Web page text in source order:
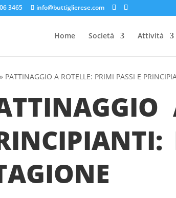
3465 info@buttiglierese.com
Home Società Attività
» PATTINAGGIO A ROTELLE: PRIMI PASSI E